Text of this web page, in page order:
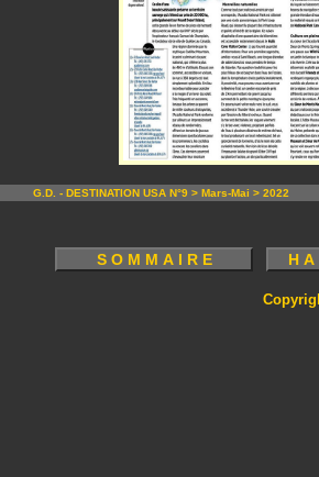
G.D. - DESTINATION USA N°9 > Mars-Mai > 2022